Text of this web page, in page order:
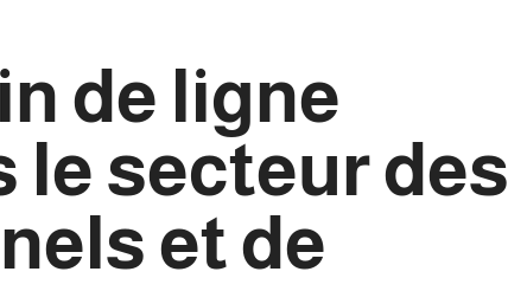
de ligne
le secteur des
et de